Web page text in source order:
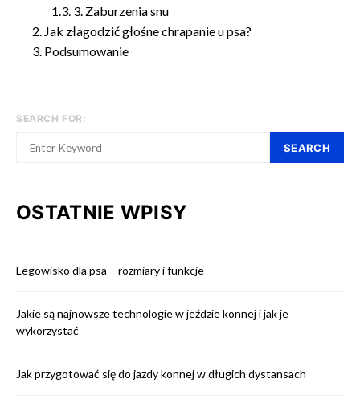
3. Zaburzenia snu
Jak złagodzić głośne chrapanie u psa?
Podsumowanie
SEARCH FOR:
SEARCH
OSTATNIE WPISY
Legowisko dla psa – rozmiary i funkcje
Jakie są najnowsze technologie w jeździe konnej i jak je
wykorzystać
Jak przygotować się do jazdy konnej w długich dystansach